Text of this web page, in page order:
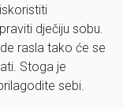
dječiju sobu.
rasla tako će se
Stoga je
sebi.